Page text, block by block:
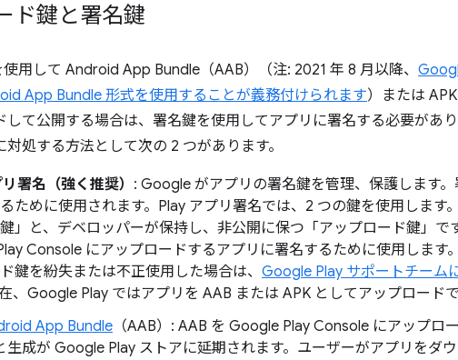
ド鍵と署名鍵
用して Android App Bundle（AAB）（注: 2021 年 8 月以降、
App Bundle 形式を使用することが義務付けられます）または
して公開する場合は、署名鍵を使用してアプリに署名する必要があ
処する方法として次の 2 つがあります。
署名（強く推奨） : Google がアプリの署名鍵を管理、保護します
ために使用されます。Play アプリ署名では、2 つの鍵を使用します
」と、デベロッパーが保持し、非公開に保つ「アップロード鍵」で
Console にアップロードするアプリに署名するために使用します
鍵を紛失または不正使用した場合は、 Google Play サポートチーム
、Google Play ではアプリを AAB または APK としてアップロードで
App Bundle （AAB）: AAB を Google Play Console にアップロ
生成が Google Play ストアに延期されます。ユーザーがアプリをダ